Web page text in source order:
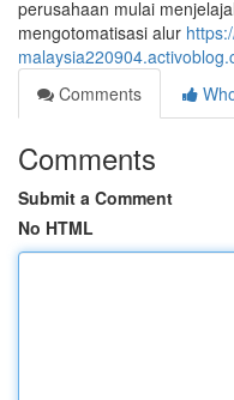
perusahaan mulai
mengotomatisasi alur
Comments
Comments
Submit a Comment
No HTML